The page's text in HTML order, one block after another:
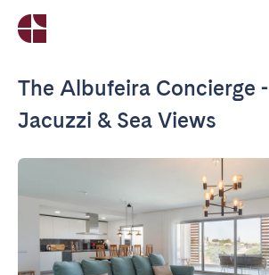
The Albufeira Concierge -
Jacuzzi & Sea Views